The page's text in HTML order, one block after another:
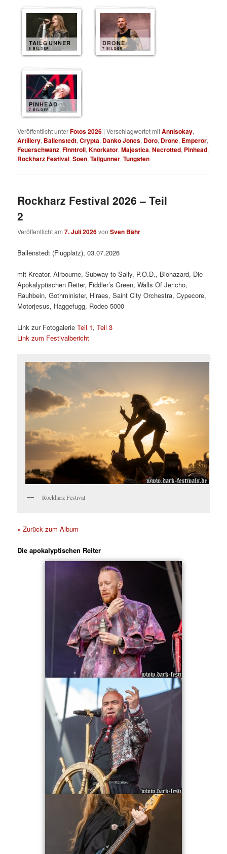
TAILGUNNER
8 BILDER
DRONE
7 BILDER
PINHEAD
7 BILDER
Veröffentlicht unterFotos 2026 |Verschlagwortet mitAnnisokay,
Artillery, Ballenstedt,Crypta, Danko Jones, Doro, Drone, Emperor,
Feuerschwanz,Finntroll,Knorkator,Majestica,Necrotted, Pinhead,
Rockharz Festival,Soen,Tailgunner,Tungsten
Rockharz Festival 2026 – Teil
2
Veröffentlicht am7. Juli 2026vonSven Bähr
Ballenstedt (Flugplatz), 03.07.2026
mit Kreator, Airbourne, Subway to Sally, P.O.D., Biohazard, Die
Apokalyptischen Reiter, Fiddler’s Green, Walls Of Jericho,
Rauhbein, Gothminister, Hiraes, Saint City Orchestra, Cypecore,
Motorjesus, Haggefugg, Rodeo 5000
Link zur FotogalerieTeil 1,Teil 3
Link zum Festivalbericht
Rockharz Festival
« Zurück zum Album
Die apokalyptischen Reiter